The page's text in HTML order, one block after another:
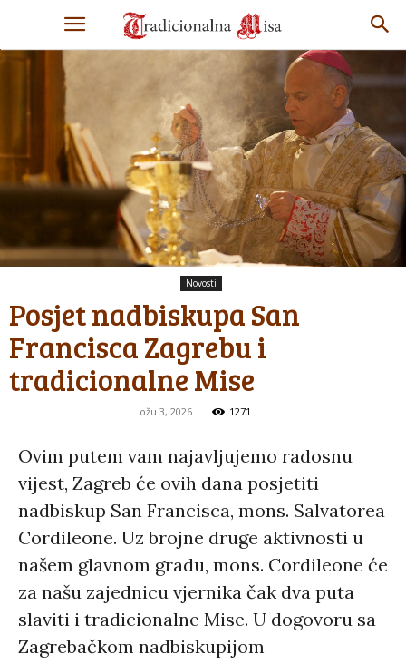
Novosti
Posjet nadbiskupa San
Francisca Zagrebu i
tradicionalne Mise
ožu 3, 2026 1271
Ovim putem vam najavljujemo radosnu
vijest, Zagreb će ovih dana posjetiti
nadbiskup San Francisca, mons. Salvatorea
Cordileone. Uz brojne druge aktivnosti u
našem glavnom gradu, mons. Cordileone će
za našu zajednicu vjernika čak dva puta
slaviti i tradicionalne Mise. U dogovoru sa
Zagrebačkom nadbiskupijom